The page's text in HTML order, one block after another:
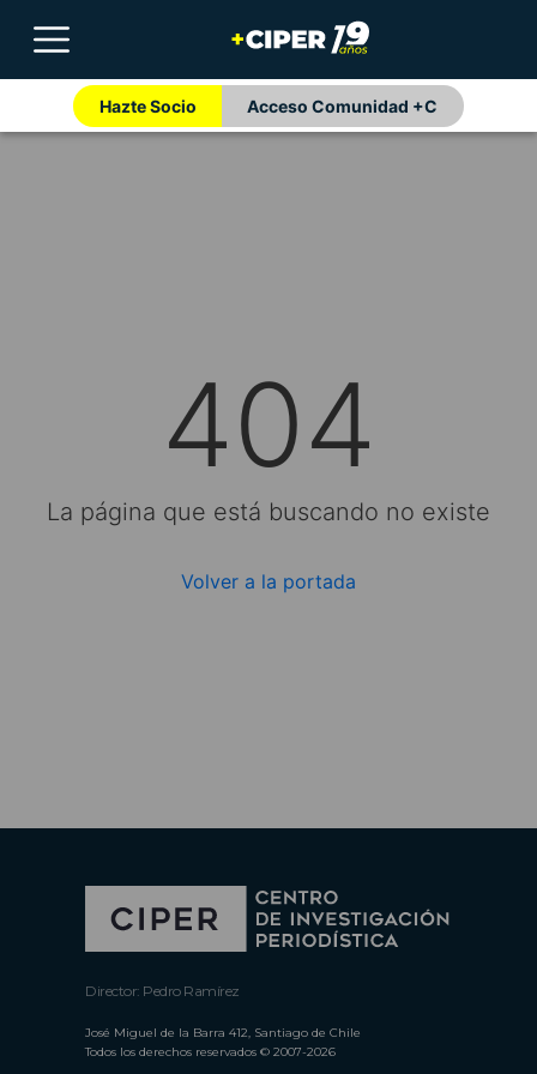
Hazte Socio Acceso Comunidad +C
404
La página que está buscando no existe
Volver a la portada
Director: Pedro Ramírez
José Miguel de la Barra 412, Santiago de Chile
Todos los derechos reservados © 2007-2026